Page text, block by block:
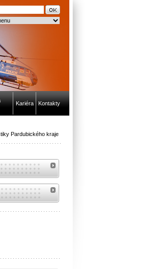
Kariéra Kontakty
Pardubického kraje